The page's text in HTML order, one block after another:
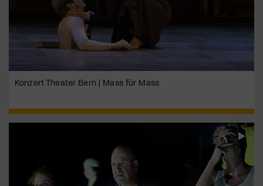
Konzert Theater Bern | Mass für Mass